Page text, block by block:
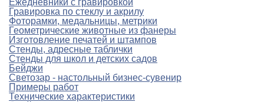
Ежедневники с гравировкой
Гравировка по стеклу и акрилу
Фоторамки, медальницы, метрики
Геометрические животные из фанеры
Изготовление печатей и штампов
Стенды, адресные таблички
Стенды для школ и детских садов
Бейджи
Светозар - настольный бизнес-сувенир
Примеры работ
Технические характеристики